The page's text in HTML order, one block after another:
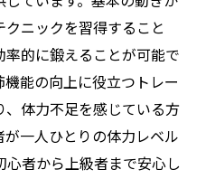
ニックを習得すること
的に鍛えることが可能で
能の向上に役立つトレー
体力不足を感じている方
一人ひとりの体力レベル
者から上級者まで安心し